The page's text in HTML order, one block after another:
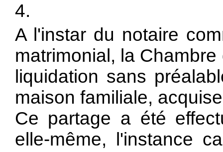
4.
A l'instar du notaire
matrimonial, la
liquidation sans
maison familiale,
Ce partage a été
elle-même, l'instance